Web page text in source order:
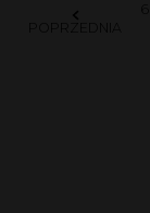
POPRZEDNIA